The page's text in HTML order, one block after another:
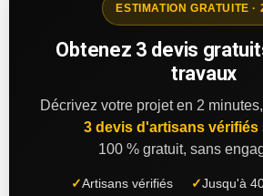
ESTIMATION GRATUITE ·
Obtenez 3 devis
travaux
Décrivez votre projet en 2
3 devis d'artisans vérifiés
100 % gratuit, sans
✓Artisans vérifiés ✓Jusqu'à